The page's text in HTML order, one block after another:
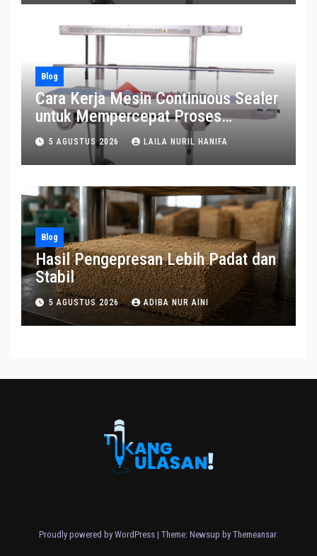
Blog
Cara Kerja Mesin Continuous Sealer
untuk Mempercepat Proses
Pengemasan
5 AGUSTUS 2026 LAILA NURIL HANIFA
Blog
Hasil Pengepresan Lebih Padat dan
Stabil
5 AGUSTUS 2026 ADIBA NUR AINI
Proudly powered by WordPress | Theme: Newsup by Themeansar.